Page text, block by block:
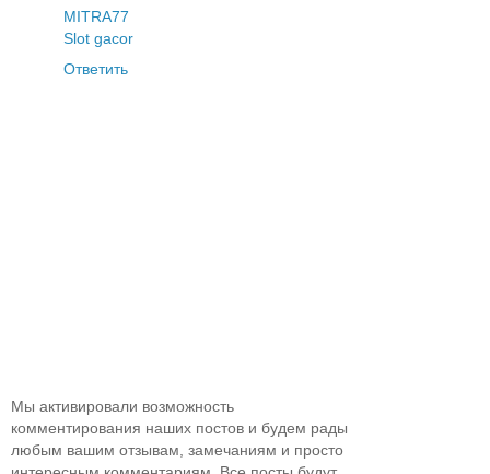
MITRA77
Slot gacor
Ответить
Мы активировали возможность
комментирования наших постов и будем рады
любым вашим отзывам, замечаниям и просто